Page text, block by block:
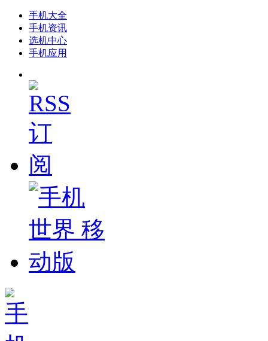
手机大全
手机资讯
选机中心
手机应用